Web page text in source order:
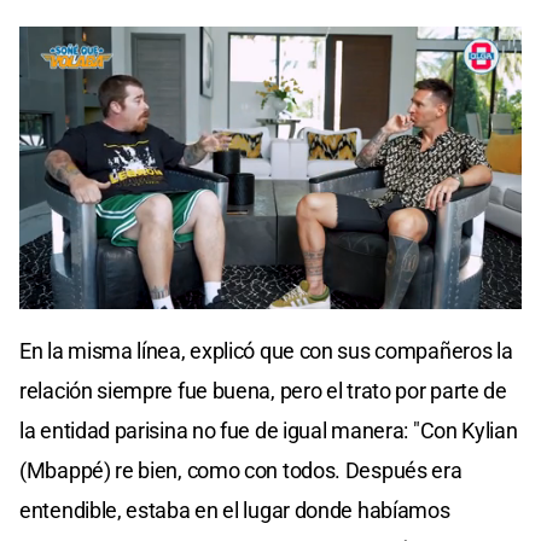
En la misma línea, explicó que con sus compañeros la
relación siempre fue buena, pero el trato por parte de
la entidad parisina no fue de igual manera: "Con Kylian
(Mbappé) re bien, como con todos. Después era
entendible, estaba en el lugar donde habíamos